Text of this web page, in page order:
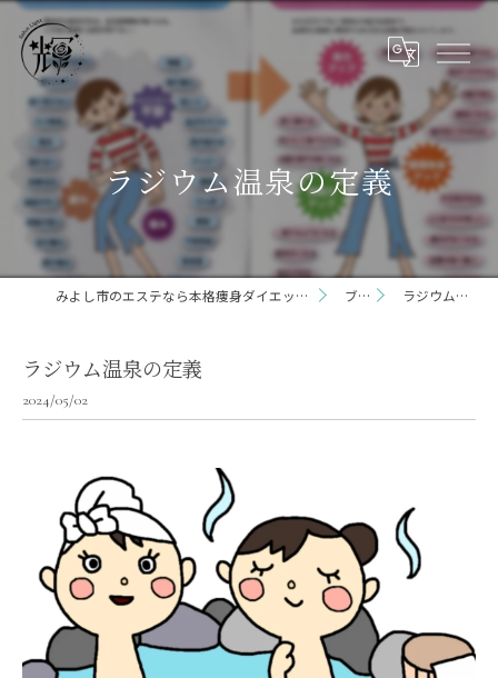
ラジウム温泉の定義
みよし市のエステなら本格痩身ダイエット専門サロン輝 らいと 三好店 ブログ ラジウム温泉の定義
ラジウム温泉の定義
2024/05/02